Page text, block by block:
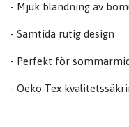
- Mjuk blandning av
- Samtida rutig design
- Perfekt för
- Oeko-Tex